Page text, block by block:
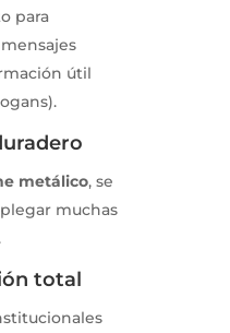
para
útil
metálico, se
muchas
total